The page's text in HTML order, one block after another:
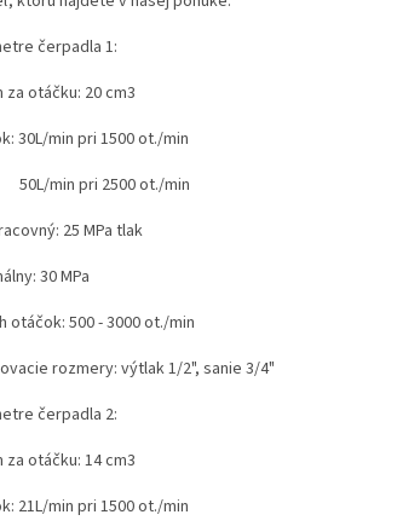
čerpadla 1:
za otáčku: 20 cm3
30L/min pri 1500 ot./min
min pri 2500 ot./min
25 MPa tlak
30 MPa
otáčok: 500 - 3000 ot./min
rozmery: výtlak 1/2", sanie 3/4"
čerpadla 2:
za otáčku: 14 cm3
21L/min pri 1500 ot./min